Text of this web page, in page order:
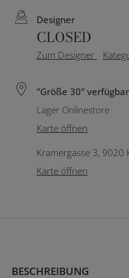
Designer
CLOSED
Zum Designer
"Größe 30"
Lager Onlinestore
Karte öffnen
Kramergasse 3, 9020
Karte öffnen
BESCHREIBUNG